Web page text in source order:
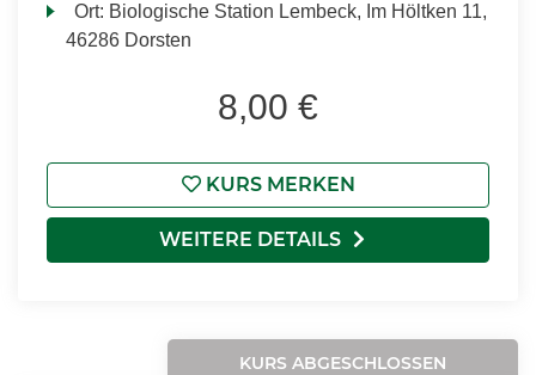
Ort: Biologische Station Lembeck, Im Höltken 11,
46286 Dorsten
8,00 €
KURS MERKEN
WEITERE DETAILS
KURS ABGESCHLOSSEN